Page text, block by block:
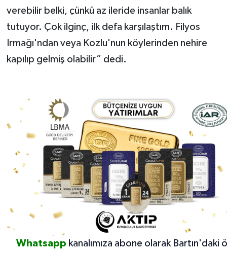
verebilir belki, çünkü az ileride insanlar balık
tutuyor. Çok ilginç, ilk defa karşılaştım. Filyos
Irmağı'ndan veya Kozlu'nun köylerinden nehire
kapılıp gelmiş olabilir” dedi.
Whatsapp kanalımıza abone olarak Bartın'daki